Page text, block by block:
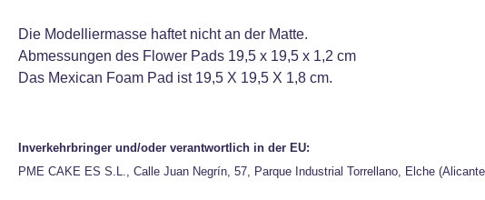
Die Modelliermasse haftet nicht an der Matte.
Abmessungen des Flower Pads 19,5 x 19,5 x 1,2 cm
Das Mexican Foam Pad ist 19,5 X 19,5 X 1,8 cm.
Inverkehrbringer und/oder verantwortlich in der EU:
PME CAKE ES S.L., Calle Juan Negrín, 57, Parque Industrial Torrellano, Elche